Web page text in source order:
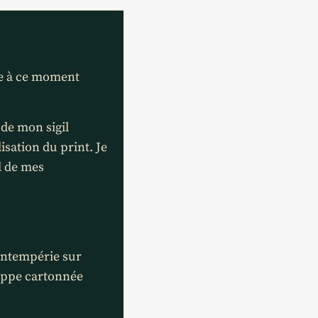
à ce moment
mon sigil
du print. Je
mes
sur
cartonnée